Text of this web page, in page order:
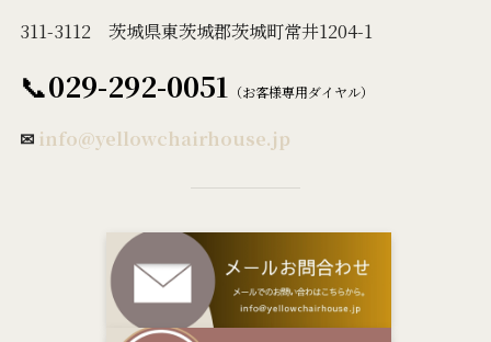
311-3112 茨城県東茨城郡茨城町常井1204-1
📞029-292-0051 （お客様専用ダイヤル）
✉ info@yellowchairhouse.jp